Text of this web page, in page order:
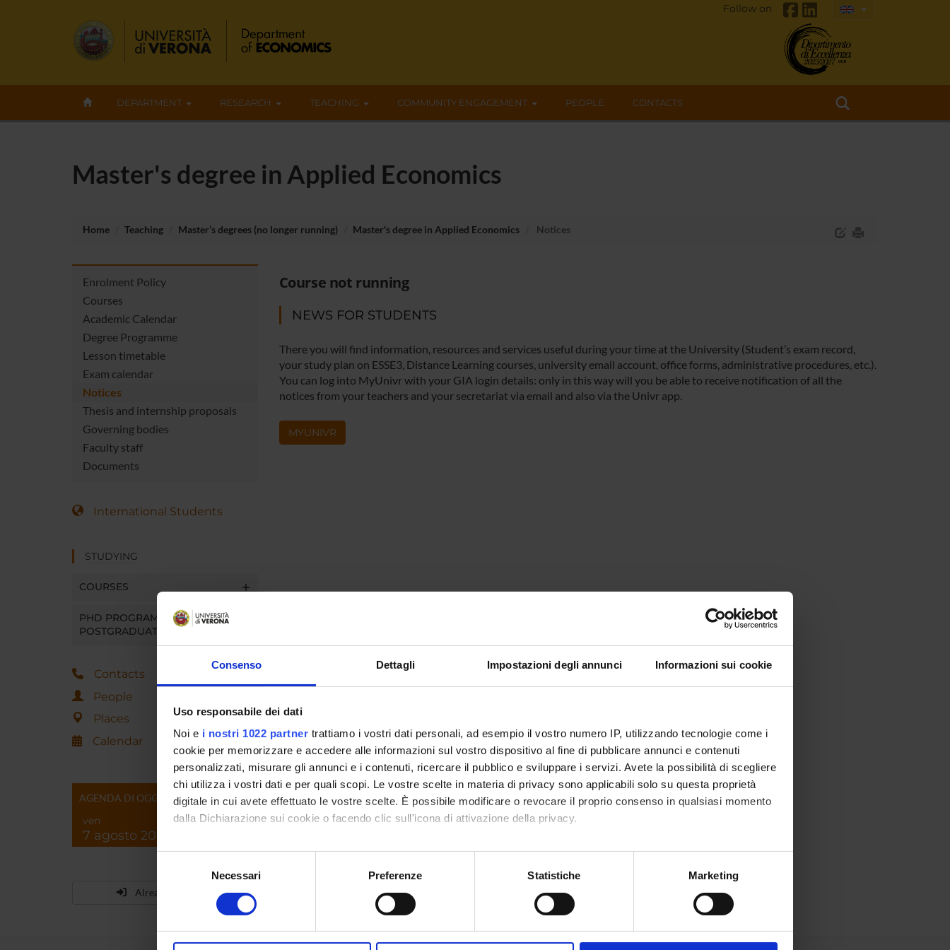
Consenso Dettagli Impostazioni degli annunci Informazioni sui cookie
Uso responsabile dei dati
Noi e i nostri 1022 partner trattiamo i vostri dati personali, ad esempio il vostro numero IP, utilizzando tecnologie come i
cookie per memorizzare e accedere alle informazioni sul vostro dispositivo al fine di pubblicare annunci e contenuti
personalizzati, misurare gli annunci e i contenuti, ricercare il pubblico e sviluppare i servizi. Avete la possibilità di scegliere
chi utilizza i vostri dati e per quali scopi. Le vostre scelte in materia di privacy sono applicabili solo su questa proprietà
digitale in cui avete effettuato le vostre scelte. È possibile modificare o revocare il proprio consenso in qualsiasi momento
dalla Dichiarazione sui cookie o facendo clic sull'icona di attivazione della privacy.
Con il tuo consenso, vorremmo anche:
raccogliere informazioni sulla tua posizione geografica, con un'approssimazione di qualche metro,
digitali).
modificare o ritirare il tuo consenso in qualsiasi momento dalla Dichiarazione sui cookie.
consenso
Necessari Preferenze Statistiche Marketing
Follow on
DEPARTMENT RESEARCH TEACHING COMMUNITY ENGAGEMENT PEOPLE CONTACTS
Master's degree in Applied Economics
Home Teaching Master’s degrees (no longer running) Master's degree in Applied Economics Notices
Enrolment Policy
Courses
Academic Calendar
Degree Programme
Lesson timetable
Exam calendar
Notices
Thesis and internship proposals
Governing bodies
Faculty staff
Documents
International Students
STUDYING
COURSES
PHD PROGRAMMES AND
POSTGRADUATE TRAINING
Contacts
People
Places
Calendar
AGENDA DI OGGI
ven
7 agosto 2026
Already enrolled?
Course not running
NEWS FOR STUDENTS
There you will find information, resources and services useful during your time at the University (Student’s exam record,
your study plan on ESSE3, Distance Learning courses, university email account, office forms, administrative procedures, etc.).
You can log into MyUnivr with your GIA login details: only in this way will you be able to receive notification of all the
notices from your teachers and your secretariat via email and also via the Univr app.
MYUNIVR